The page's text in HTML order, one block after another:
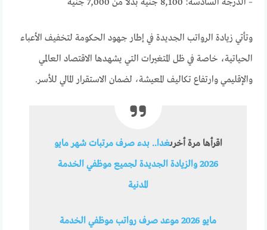
وتأتي زيادة الرواتب الجديدة في إطار جهود الحكومة لتخفيف الأعباء
الحياتية، خاصة في ظل المتغيرات التي يشهدها الاقتصاد العالمي
والإقليمي وارتفاع تكاليف المعيشة، لضمان الاستقرار المالي للأسر.
اقرأها مرة أخرىغدا.. بدء صرف مرتبات شهر مايو
2026 والزيادة الجديدة لجميع موظفي الخدمة
المدنية
مايو 2026 موعد صرف رواتب موظفي الخدمة